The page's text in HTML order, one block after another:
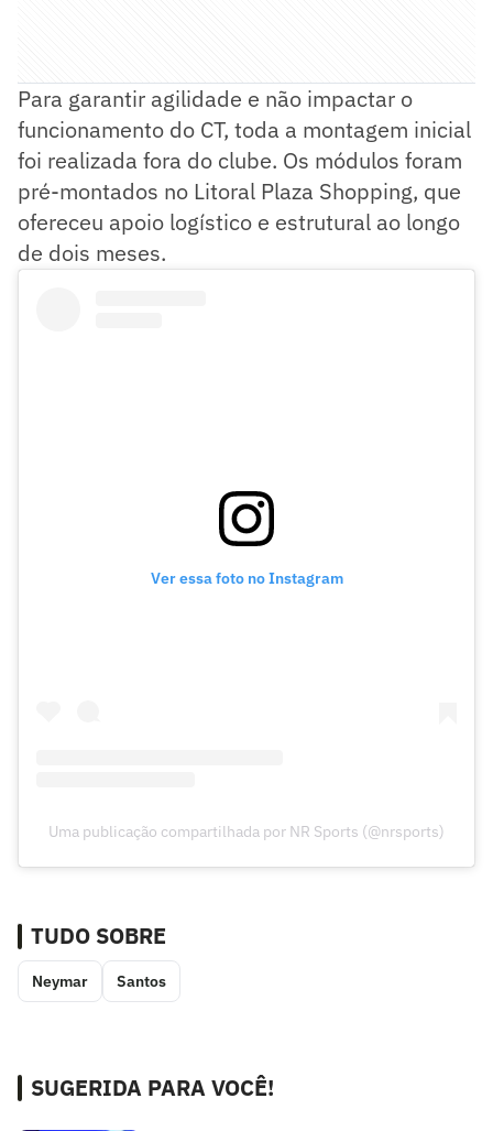
Para garantir agilidade e não impactar o
funcionamento do CT, toda a montagem inicial
foi realizada fora do clube. Os módulos foram
pré-montados no Litoral Plaza Shopping, que
ofereceu apoio logístico e estrutural ao longo
de dois meses.
Ver essa foto no Instagram
Uma publicação compartilhada por NR Sports (@nrsports)
TUDO SOBRE
Neymar Santos
SUGERIDA PARA VOCÊ!